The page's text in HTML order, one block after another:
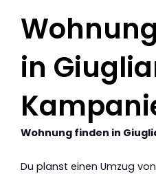
in
Wohnung finden in
Du planst einen Umzug